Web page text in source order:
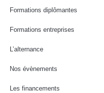
Formations diplômantes
Formations entreprises
L’alternance
Nos évènements
Les financements